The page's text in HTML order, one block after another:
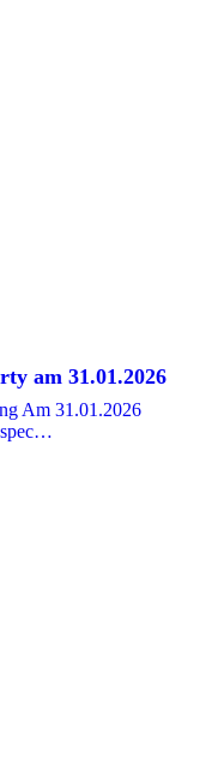
am 31.01.2026
Am 31.01.2026